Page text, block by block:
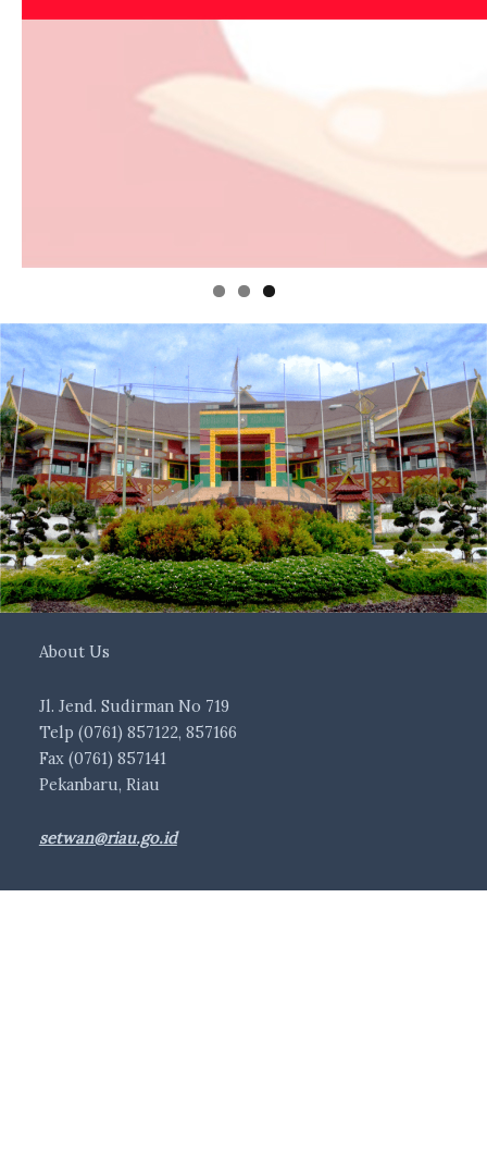
About Us
Jl. Jend. Sudirman No 719
Telp (0761) 857122, 857166
Fax (0761) 857141
Pekanbaru, Riau
setwan@riau.go.id